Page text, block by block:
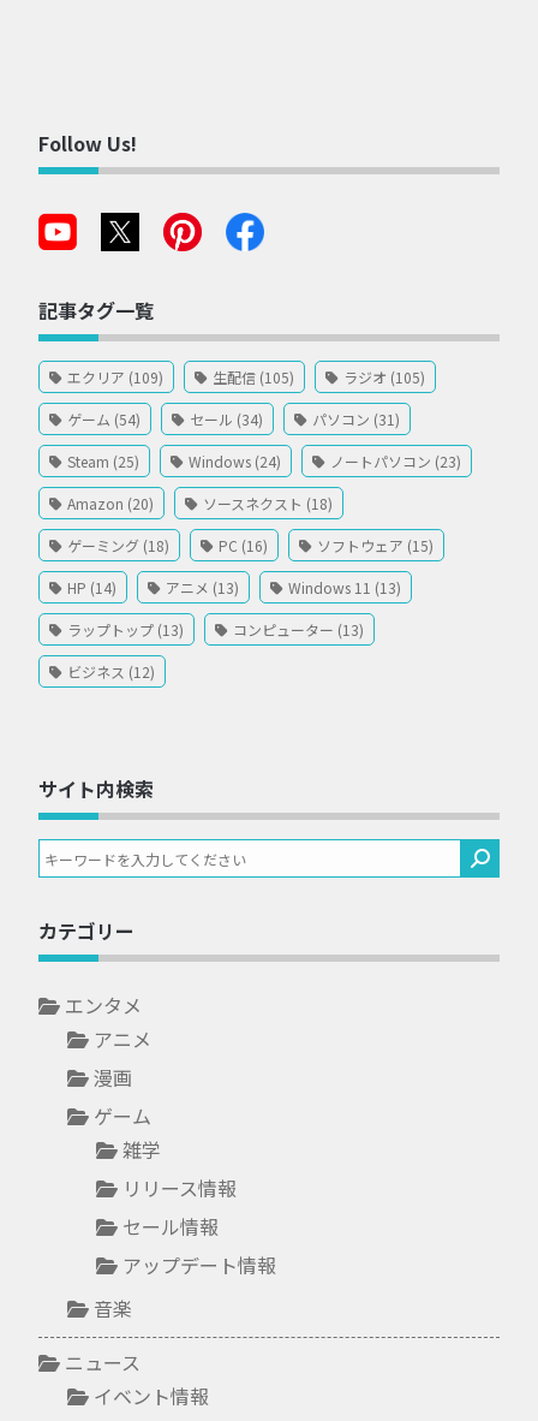
Follow Us!
記事タグ一覧
エクリア (109) 生配信 (105) ラジオ (105)
ゲーム (54) セール (34) パソコン (31)
Steam (25) Windows (24) ノートパソコン (23)
Amazon (20) ソースネクスト (18)
ゲーミング (18) PC (16) ソフトウェア (15)
HP (14) アニメ (13) Windows 11 (13)
ラップトップ (13) コンピューター (13)
ビジネス (12)
サイト内検索
カテゴリー
エンタメ
アニメ
漫画
ゲーム
雑学
リリース情報
セール情報
アップデート情報
音楽
ニュース
イベント情報